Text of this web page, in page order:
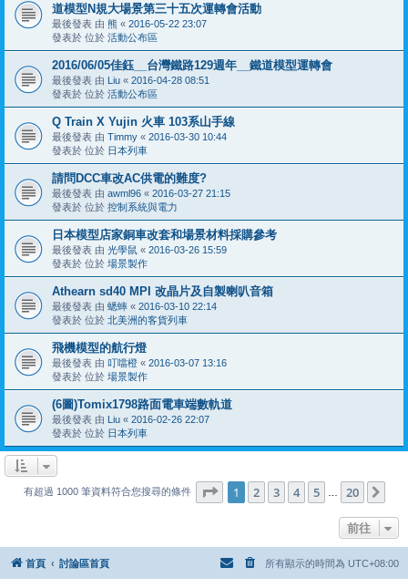
道模型N規大場景第三十五次運轉會活動
最後發表 由 熊 « 2016-05-22 23:07
發表於 位於 活動公布區
2016/06/05佳鈺__台灣鐵路129週年__鐵道模型運轉會
最後發表 由 Liu « 2016-04-28 08:51
發表於 位於 活動公布區
Q Train X Yujin 火車 103系山手線
最後發表 由 Timmy « 2016-03-30 10:44
發表於 位於 日本列車
請問DCC車改AC供電的難度?
最後發表 由 awml96 « 2016-03-27 21:15
發表於 位於 控制系統與電力
日本模型店家銅車改套和場景材料採購參考
最後發表 由 光學鼠 « 2016-03-26 15:59
發表於 位於 場景製作
Athearn sd40 MPI 改晶片及自製喇叭音箱
最後發表 由 蟋蟀 « 2016-03-10 22:14
發表於 位於 北美洲的客貨列車
飛機模型的航行燈
最後發表 由 叮噹橙 « 2016-03-07 13:16
發表於 位於 場景製作
(6圖)Tomix1798路面電車端數軌道
最後發表 由 Liu « 2016-02-26 22:07
發表於 位於 日本列車
有超過 1000 筆資料符合您搜尋的條件 第 1 頁 (共20 頁)
1 2 3 4 5 20
前往
首頁 討論區首頁 所有顯示的時間為 UTC+08:00